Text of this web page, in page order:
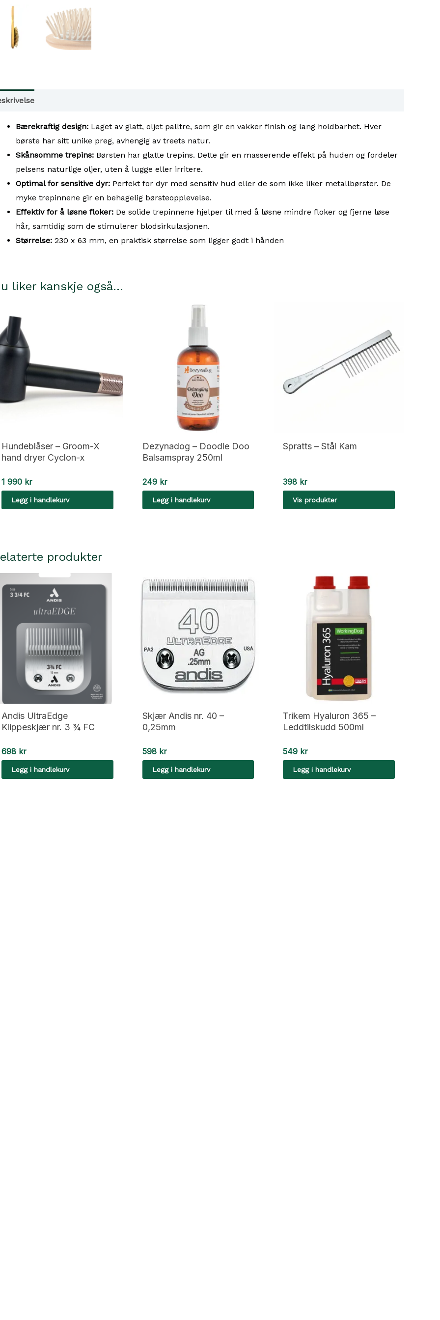
Bærekraftig design: Laget av glatt, oljet palltre, som gir en vakker finish og lang holdbarhet. Hver
børste har sitt unike preg, avhengig av treets natur.
Skånsomme trepins: Børsten har glatte trepins. Dette gir en masserende effekt på huden og fordeler
pelsens naturlige oljer, uten å lugge eller irritere.
Optimal for sensitive dyr: Perfekt for dyr med sensitiv hud eller de som ikke liker metallbørster. De
myke trepinnene gir en behagelig børsteopplevelse.
Effektiv for å løsne floker: De solide trepinnene hjelper til med å løsne mindre floker og fjerne løse
hår, samtidig som de stimulerer blodsirkulasjonen.
Størrelse: 230 x 63 mm, en praktisk størrelse som ligger godt i hånden
liker kanskje også…
Hundeblåser – Groom-X
hand dryer Cyclon-x
1 990 kr
Legg i handlekurv
Dezynadog – Doodle Doo
Balsamspray 250ml
249 kr
Legg i handlekurv
Spratts – Stål Kam
398 kr
Vis produkter
produkter
Andis UltraEdge
Klippeskjær nr. 3 ¾ FC
698 kr
Legg i handlekurv
Skjær Andis nr. 40 –
0,25mm
598 kr
Legg i handlekurv
Trikem Hyaluron 365 –
Leddtilskudd 500ml
549 kr
Legg i handlekurv